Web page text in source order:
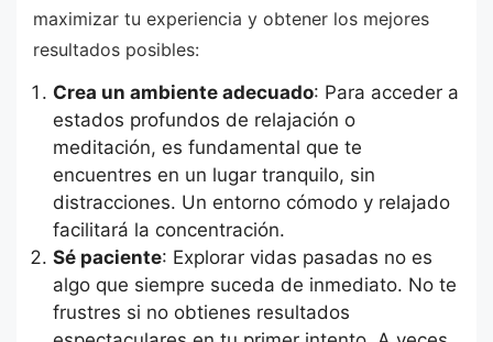
maximizar tu experiencia y obtener los mejores
resultados posibles:
Crea un ambiente adecuado: Para acceder a
estados profundos de relajación o
meditación, es fundamental que te
encuentres en un lugar tranquilo, sin
distracciones. Un entorno cómodo y relajado
facilitará la concentración.
Sé paciente: Explorar vidas pasadas no es
algo que siempre suceda de inmediato. No te
frustres si no obtienes resultados